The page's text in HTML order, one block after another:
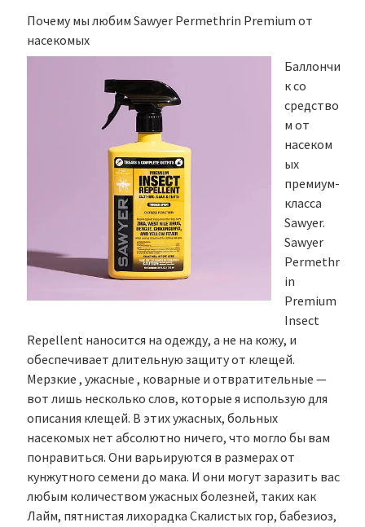
Почему мы любим Sawyer Permethrin Premium от
насекомых
Баллончи
к со
средство
м от
насеком
ых
премиум-
класса
Sawyer.
Sawyer
Permethr
in
Premium
Insect
Repellent наносится на одежду, а не на кожу, и
обеспечивает длительную защиту от клещей.
Мерзкие , ужасные , коварные и отвратительные —
вот лишь несколько слов, которые я использую для
описания клещей. В этих ужасных, больных
насекомых нет абсолютно ничего, что могло бы вам
понравиться. Они варьируются в размерах от
кунжутного семени до мака. И они могут заразить вас
любым количеством ужасных болезней, таких как
Лайм, пятнистая лихорадка Скалистых гор, бабезиоз,